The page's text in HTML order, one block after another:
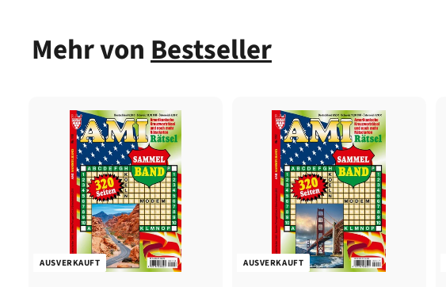
Mehr vonBestseller
AUSVERKAUFT AUSVERKAUFT